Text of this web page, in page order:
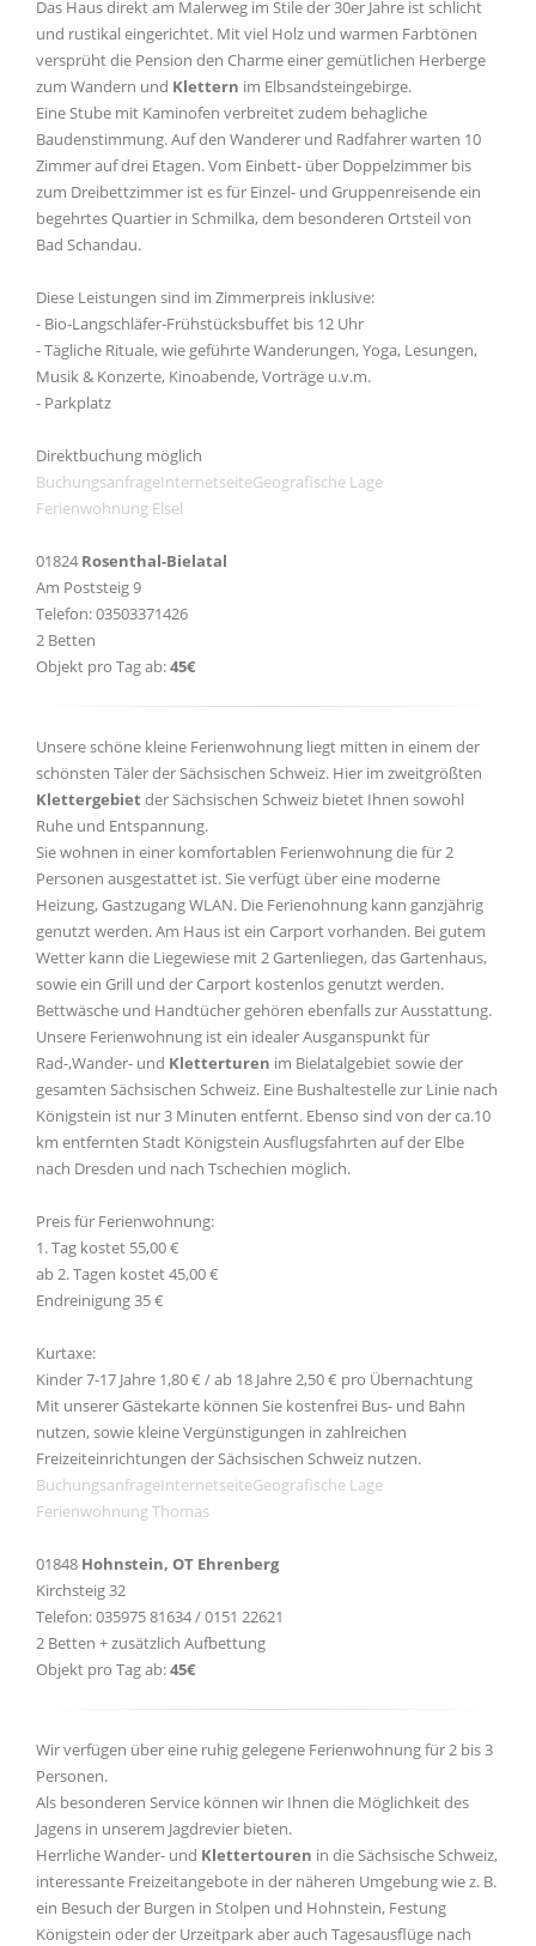
Das Haus direkt am Malerweg im Stile der 30er Jahre ist schlicht
und rustikal eingerichtet. Mit viel Holz und warmen Farbtönen
versprüht die Pension den Charme einer gemütlichen Herberge
zum Wandern und Klettern im Elbsandsteingebirge.
Eine Stube mit Kaminofen verbreitet zudem behagliche
Baudenstimmung. Auf den Wanderer und Radfahrer warten 10
Zimmer auf drei Etagen. Vom Einbett- über Doppelzimmer bis
zum Dreibettzimmer ist es für Einzel- und Gruppenreisende ein
begehrtes Quartier in Schmilka, dem besonderen Ortsteil von
Bad Schandau.
Diese Leistungen sind im Zimmerpreis inklusive:
- Bio-Langschläfer-Frühstücksbuffet bis 12 Uhr
- Tägliche Rituale, wie geführte Wanderungen, Yoga, Lesungen,
Musik & Konzerte, Kinoabende, Vorträge u.v.m.
- Parkplatz
Direktbuchung möglich
BuchungsanfrageInternetseiteGeografische Lage
Ferienwohnung Elsel
01824 Rosenthal-Bielatal
Am Poststeig 9
Telefon: 03503371426
2 Betten
Objekt pro Tag ab:45€
Unsere schöne kleine Ferienwohnung liegt mitten in einem der
schönsten Täler der Sächsischen Schweiz. Hier im zweitgrößten
Klettergebiet der Sächsischen Schweiz bietet Ihnen sowohl
Ruhe und Entspannung.
Sie wohnen in einer komfortablen Ferienwohnung die für 2
Personen ausgestattet ist. Sie verfügt über eine moderne
Heizung, Gastzugang WLAN. Die Ferienohnung kann ganzjährig
genutzt werden. Am Haus ist ein Carport vorhanden. Bei gutem
Wetter kann die Liegewiese mit 2 Gartenliegen, das Gartenhaus,
sowie ein Grill und der Carport kostenlos genutzt werden.
Bettwäsche und Handtücher gehören ebenfalls zur Ausstattung.
Unsere Ferienwohnung ist ein idealer Ausganspunkt für
Rad-,Wander- und Kletterturen im Bielatalgebiet sowie der
gesamten Sächsischen Schweiz. Eine Bushaltestelle zur Linie nach
Königstein ist nur 3 Minuten entfernt. Ebenso sind von der ca.10
km entfernten Stadt Königstein Ausflugsfahrten auf der Elbe
nach Dresden und nach Tschechien möglich.
Preis für Ferienwohnung:
1. Tag kostet 55,00 €
ab 2. Tagen kostet 45,00 €
Endreinigung 35 €
Kurtaxe:
Kinder 7-17 Jahre 1,80 € / ab 18 Jahre 2,50 € pro Übernachtung
Mit unserer Gästekarte können Sie kostenfrei Bus- und Bahn
nutzen, sowie kleine Vergünstigungen in zahlreichen
Freizeiteinrichtungen der Sächsischen Schweiz nutzen.
BuchungsanfrageInternetseiteGeografische Lage
Ferienwohnung Thomas
01848 Hohnstein, OT Ehrenberg
Kirchsteig 32
Telefon: 035975 81634 / 0151 22621
2 Betten + zusätzlich Aufbettung
Objekt pro Tag ab:45€
Wir verfügen über eine ruhig gelegene Ferienwohnung für 2 bis 3
Personen.
Als besonderen Service können wir Ihnen die Möglichkeit des
Jagens in unserem Jagdrevier bieten.
Herrliche Wander- und Klettertouren in die Sächsische Schweiz,
interessante Freizeitangebote in der näheren Umgebung wie z. B.
ein Besuch der Burgen in Stolpen und Hohnstein, Festung
Königstein oder der Urzeitpark aber auch Tagesausflüge nach